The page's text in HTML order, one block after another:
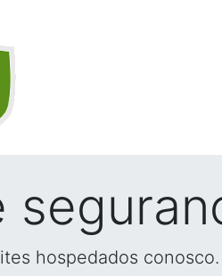
hospedados conosco.